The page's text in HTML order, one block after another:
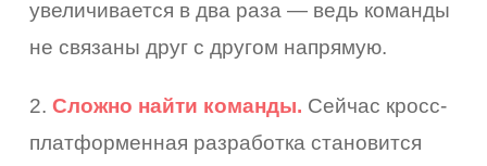
увеличивается в два раза — ведь команды
не связаны друг с другом напрямую.
2.Сложно найти команды. Сейчас кросс-
платформенная разработка становится